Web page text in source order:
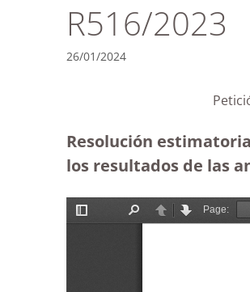
R516/2023
26/01/2024
Resolución
los resultados de las